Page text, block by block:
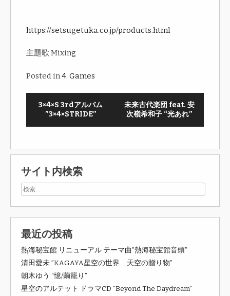
https://setsugetuka.co.jp/products.html
主題歌 Mixing
Posted in 4. Games
3×4×S 3rdアルバム
”3×4×STRIDE”
未来古代楽団 feat. 安
次嶺希和子 “光あれ”
サイト内検索
最近の投稿
熱海秘宝館 リニューアル テーマ曲”熱海秘宝館音頭”
清田愛未 ”KAGAYA星空の世界 天空の贈り物”
朝木ゆう “憶/繭籠り”
星空のアルテット ドラマCD ”Beyond The Daydream”